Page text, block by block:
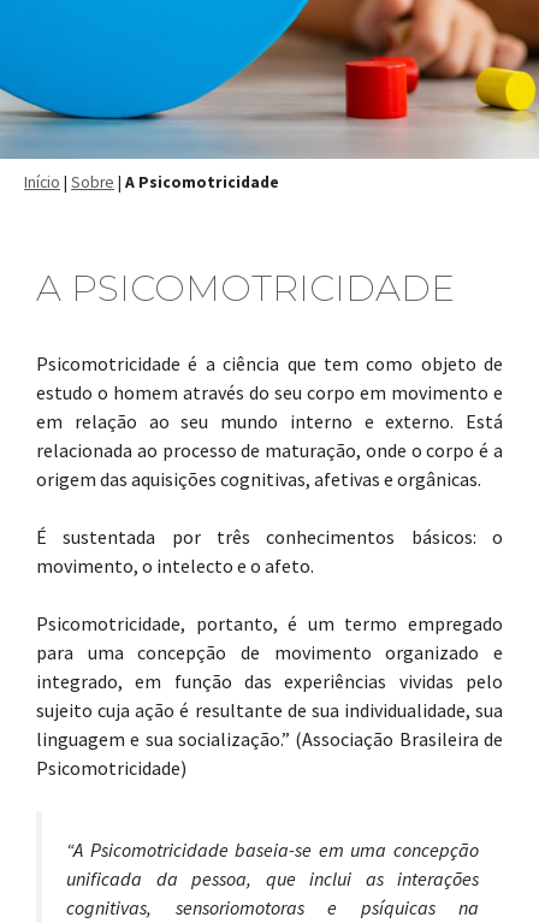
Início | Sobre | A Psicomotricidade
A PSICOMOTRICIDADE
Psicomotricidade é a ciência que tem como objeto de
estudo o homem através do seu corpo em movimento e
em relação ao seu mundo interno e externo. Está
relacionada ao processo de maturação, onde o corpo é a
origem das aquisições cognitivas, afetivas e orgânicas.
É sustentada por três conhecimentos básicos: o
movimento, o intelecto e o afeto.
Psicomotricidade, portanto, é um termo empregado
para uma concepção de movimento organizado e
integrado, em função das experiências vividas pelo
sujeito cuja ação é resultante de sua individualidade, sua
linguagem e sua socialização.” (Associação Brasileira de
Psicomotricidade)
“A Psicomotricidade baseia-se em uma concepção
unificada da pessoa, que inclui as interações
cognitivas, sensoriomotoras e psíquicas na